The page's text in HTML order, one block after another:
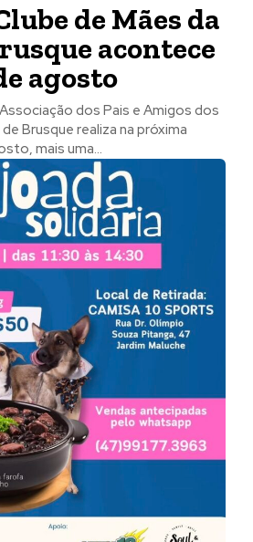
de Mães da
acontece
agosto
dos Pais e Amigos dos
Brusque realiza na próxima
mais uma...